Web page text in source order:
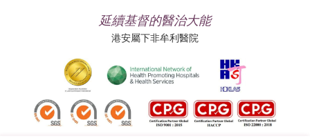
延續基督的醫治大能
港安屬下非牟利醫院